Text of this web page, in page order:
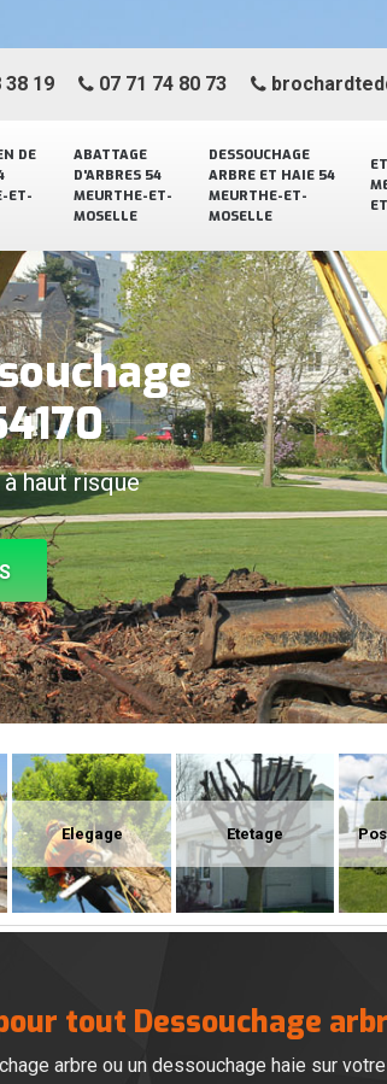
DE
ET-
ABATTAGE
D'ARBRES 54
MEURTHE-ET-
MOSELLE
DESSOUCHAGE
ARBRE ET HAIE 54
MEURTHE-ET-
MOSELLE
38 19 07 71 74 80 73
haut risque
Elegage Etetage
tout Dessouchage
arbre ou un dessouchage haie sur